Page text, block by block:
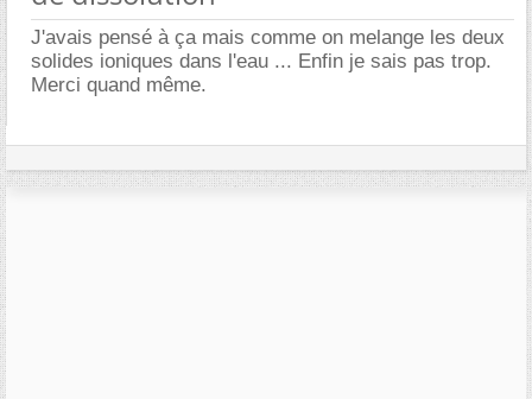
J'avais pensé à ça mais comme on melange les deux
solides ioniques dans l'eau ... Enfin je sais pas trop.
Merci quand même.